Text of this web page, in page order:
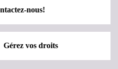
nous!
Gérez vos droits